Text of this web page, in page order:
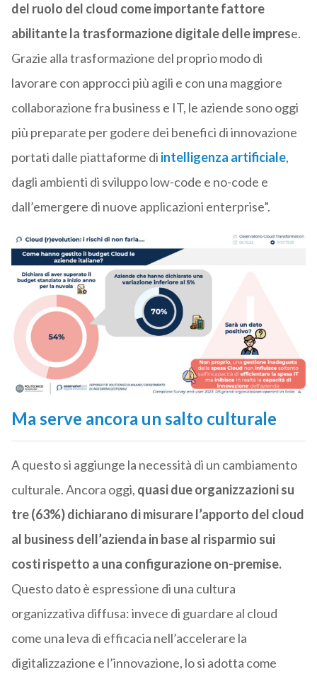
del ruolo del cloud come importante fattore
abilitante la trasformazione digitale delle imprese.
Grazie alla trasformazione del proprio modo di
lavorare con approcci più agili e con una maggiore
collaborazione fra business e IT, le aziende sono oggi
più preparate per godere dei benefici di innovazione
portati dalle piattaforme di intelligenza artificiale,
dagli ambienti di sviluppo low-code e no-code e
dall’emergere di nuove applicazioni enterprise”.
Ma serve ancora un salto culturale
A questo si aggiunge la necessità di un cambiamento
culturale. Ancora oggi, quasi due organizzazioni su
tre (63%) dichiarano di misurare l’apporto del cloud
al business dell’azienda in base al risparmio sui
costi rispetto a una configurazione on-premise.
Questo dato è espressione di una cultura
organizzativa diffusa: invece di guardare al cloud
come una leva di efficacia nell’accelerare la
digitalizzazione e l’innovazione, lo si adotta come